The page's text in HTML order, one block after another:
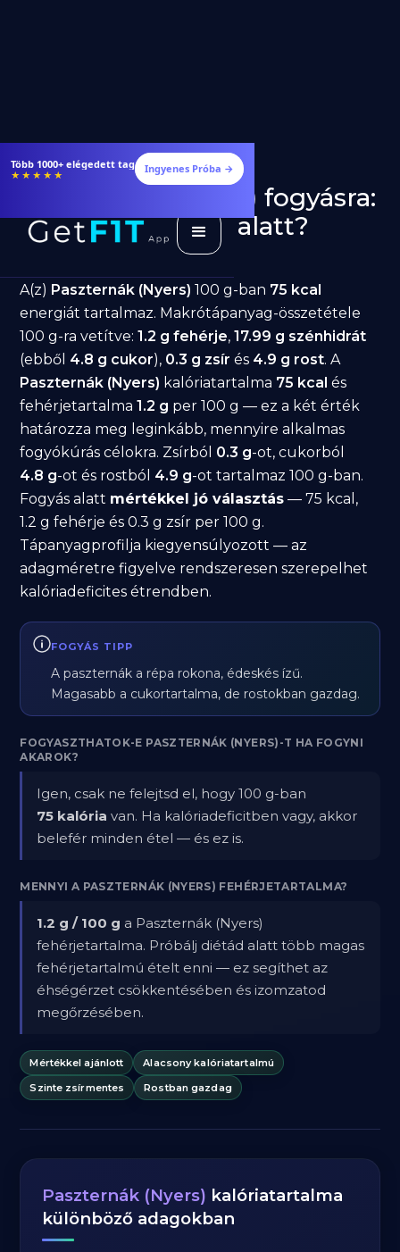
Több 1000+ elégedett tag
★★★★★ Ingyenes Próba →
Paszternák (Nyers) fogyásra:
jó választás diéta alatt?
A(z) Paszternák (Nyers) 100 g-ban 75 kcal
energiát tartalmaz. Makrótápanyag-összetétele
100 g-ra vetítve:1.2 g fehérje,17.99 g szénhidrát
(ebből 4.8 g cukor), 0.3 g zsír és 4.9 g rost. A
Paszternák (Nyers) kalóriatartalma 75 kcal és
fehérjetartalma1.2 g per 100 g — ez a két érték
határozza meg leginkább, mennyire alkalmas
fogyókúrás célokra. Zsírból 0.3 g-ot, cukorból
4.8 g-ot és rostból 4.9 g-ot tartalmaz 100 g-ban.
Fogyás alatt mértékkel jó választás — 75 kcal,
1.2 g fehérje és 0.3 g zsír per 100 g.
Tápanyagprofilja kiegyensúlyozott — az
adagméretre figyelve rendszeresen szerepelhet
kalóriadeficites étrendben.
FOGYÁS TIPP
A paszternák a répa rokona, édeskés ízű.
Magasabb a cukortartalma, de rostokban gazdag.
FOGYASZTHATOK-E PASZTERNÁK (NYERS)-T HA FOGYNI
AKAROK?
Igen, csak ne felejtsd el, hogy 100 g-ban
75 kalória van. Ha kalóriadeficitben vagy, akkor
belefér minden étel — és ez is.
MENNYI A PASZTERNÁK (NYERS) FEHÉRJETARTALMA?
1.2 g / 100 g a Paszternák (Nyers)
fehérjetartalma. Próbálj diétád alatt több magas
fehérjetartalmú ételt enni — ez segíthet az
éhségérzet csökkentésében és izomzatod
megőrzésében.
Mértékkel ajánlott
Alacsony kalóriatartalmú
Szinte zsírmentes
Rostban gazdag
Paszternák (Nyers) kalóriatartalma
különböző adagokban